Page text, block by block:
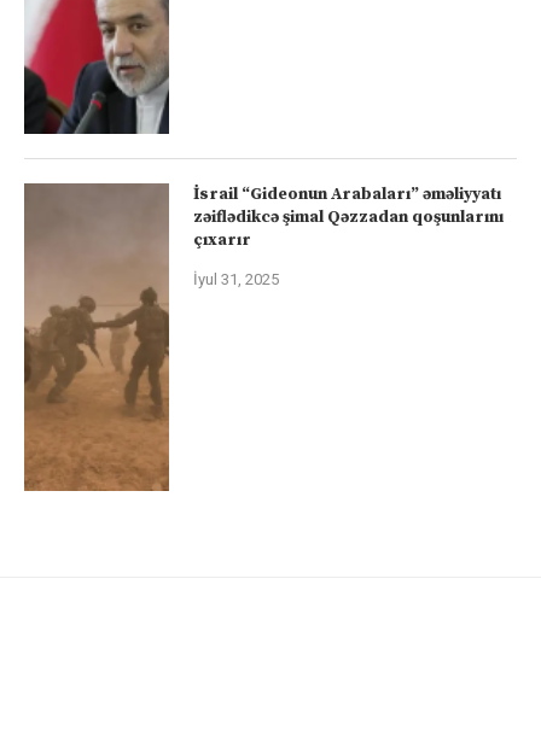
İsrail “Gideonun Arabaları” əməliyyatı
zəiflədikcə şimal Qəzzadan qoşunlarını
çıxarır
İyul 31, 2025